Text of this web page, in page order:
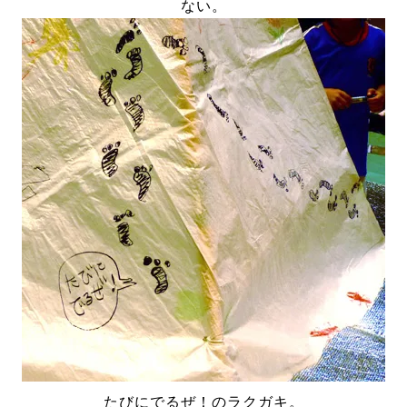
ない。
たびにでるぜ！のラクガキ。